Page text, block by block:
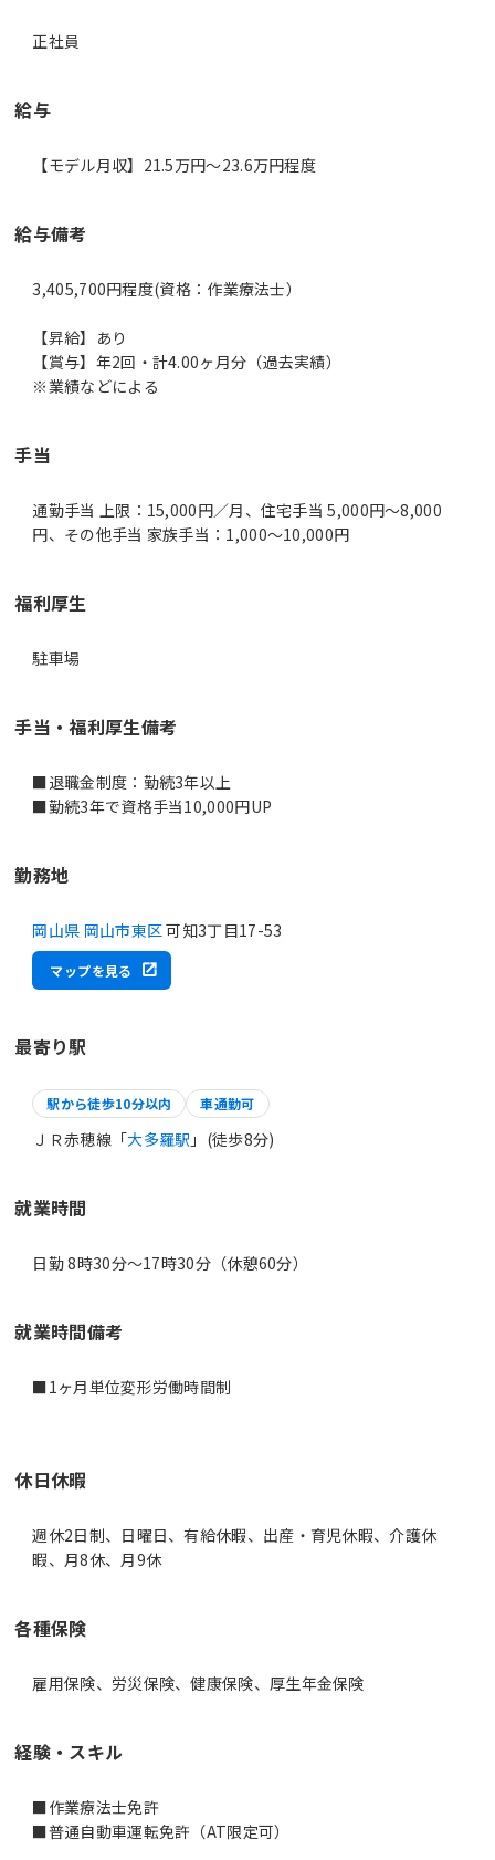
正社員
給与
【モデル月収】21.5万円〜23.6万円程度
給与備考
3,405,700円程度(資格：作業療法士）
【昇給】あり
【賞与】年2回・計4.00ヶ月分（過去実績）
※業績などによる
手当
通勤手当 上限：15,000円／月、住宅手当 5,000円～8,000
円、その他手当 家族手当：1,000～10,000円
福利厚生
駐車場
手当・福利厚生備考
■退職金制度：勤続3年以上
勤務地
岡山県 岡山市東区可知3丁目17-53
マップを見る
最寄り駅
駅から徒歩10分以内 車通勤可
ＪＲ赤穂線「大多羅駅 」(徒歩8分)
就業時間
日勤 8時30分〜17時30分（休憩60分）
就業時間備考
■1ヶ月単位変形労働時間制
休日休暇
週休2日制、日曜日、有給休暇、出産・育児休暇、介護休
暇、月8休、月9休
各種保険
雇用保険、労災保険、健康保険、厚生年金保険
経験・スキル
■作業療法士免許
■普通自動車運転免許（AT限定可）